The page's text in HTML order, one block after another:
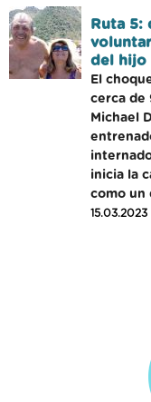
Ruta
del hijo
El
cerca de
Michael
inicia la
como un
15.03.2023